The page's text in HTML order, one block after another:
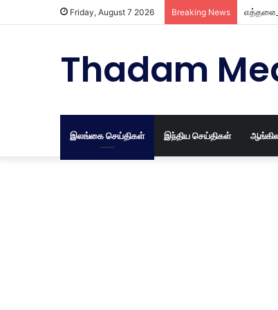
Friday, August 7 2026 Breaking News எத்தனை
Thadam
இலங்கை செய்திகள் இந்திய செய்திகள்